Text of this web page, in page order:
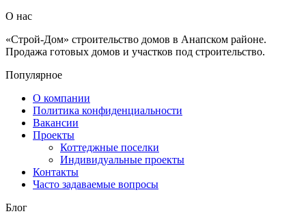
О нас
«Строй-Дом» строительство домов в Анапском районе.
Продажа готовых домов и участков под строительство.
Популярное
О компании
Политика конфиденциальности
Вакансии
Проекты
Коттеджные поселки
Индивидуальные проекты
Контакты
Часто задаваемые вопросы
Блог